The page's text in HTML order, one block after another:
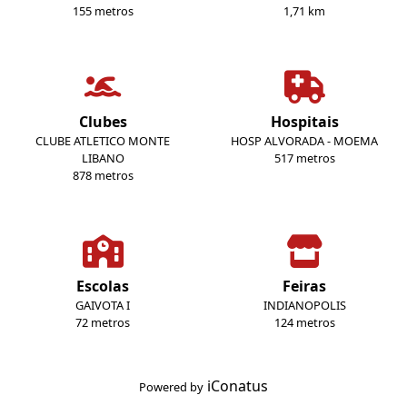
155 metros
1,71 km
Clubes
CLUBE ATLETICO MONTE
LIBANO
878 metros
Hospitais
HOSP ALVORADA - MOEMA
517 metros
Escolas
GAIVOTA I
72 metros
Feiras
INDIANOPOLIS
124 metros
Powered by iConatus